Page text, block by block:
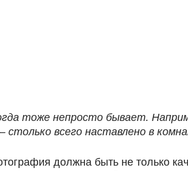
тоже непросто бывает.
столько всего наставлено в
должна быть не только